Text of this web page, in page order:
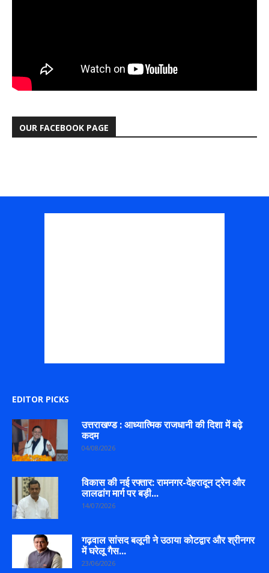
OUR FACEBOOK PAGE
EDITOR PICKS
उत्तराखण्ड : आध्यात्मिक राजधानी की दिशा में बढ़े
कदम
04/08/2026
विकास की नई रफ्तार: रामनगर-देहरादून ट्रेन और
लालढांग मार्ग पर बड़ी...
14/07/2026
गढ़वाल सांसद बलूनी ने उठाया कोटद्वार और श्रीनगर
में घरेलू गैस...
23/06/2026